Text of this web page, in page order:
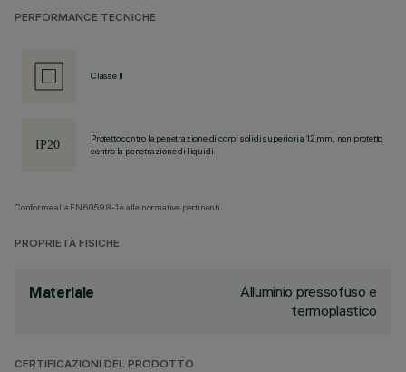
PERFORMANCE TECNICHE
Classe II
Protetto contro la penetrazione di corpi solidi superiori a 12 mm, non protetto
contro la penetrazione di liquidi.
Conforme alla EN60598-1 e alle normative pertinenti.
PROPRIETÀ FISICHE
Materiale
Alluminio pressofuso e
termoplastico
CERTIFICAZIONI DEL PRODOTTO